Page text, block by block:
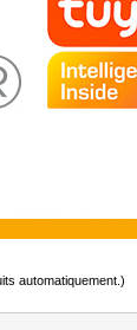
automatiquement.)